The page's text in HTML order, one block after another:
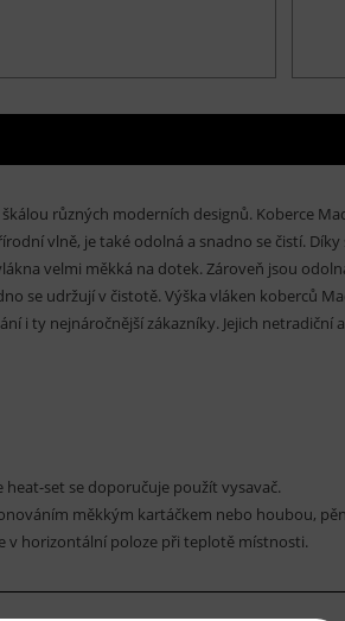
různých moderních designů. Koberce
vlně, je také odolná a snadno se čistí.
velmi měkká na dotek. Zároveň jsou
se udržují v čistotě. Výška vláken koberců
i ty nejnáročnější zákazníky. Jejich
set se doporučuje použít vysavač.
měkkým kartáčkem nebo houbou,
v horizontální poloze při teplotě místnosti.